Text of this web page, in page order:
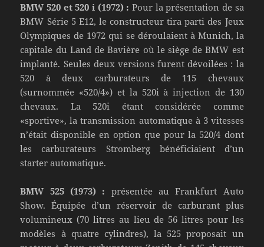
BMW 520 et 520 i (1972) : Pour la présentation de sa
BMW Série 5 E12, le constructeur tira parti des Jeux
Olympiques de 1972 qui se déroulaient à Munich, la
capitale du Land de Bavière où le siège de BMW est
implanté. Seules deux versions furent dévoilées : la
520 à deux carburateurs de 115 chevaux
(surnommée «520/4») et la 520i à injection de 130
chevaux. La 520i étant considérée comme
«sportive», la transmission automatique à 3 vitesses
n’était disponible en option que pour la 520/4 dont
les carburateurs Stromberg bénéficiaient d’un
starter automatique.
BMW 525 (1973) : présentée au Frankfurt Auto
Show. Équipée d’un réservoir de carburant plus
volumineux (70 litres au lieu de 56 litres pour les
modèles à quatre cylindres), la 525 proposait un